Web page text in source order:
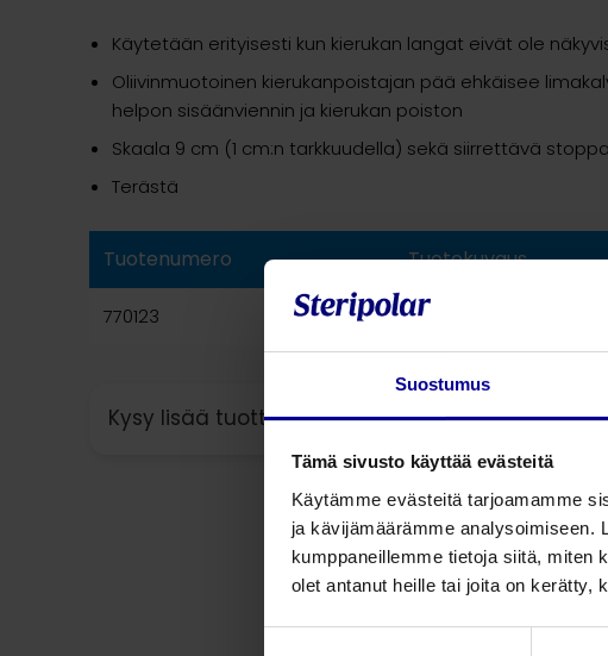
Suostumus
Tämä sivusto käyttää evästeitä
Käytämme evästeitä tarjoamamme
ja kävijämäärämme analysoimiseen.
kumppaneillemme tietoja siitä, miten
olet antanut heille tai joita on kerätty,
Käytetään erityisesti kun kierukan langat eivät ole
Oliivinmuotoinen kierukanpoistajan pää ehkäisee
helpon sisäänviennin ja kierukan poiston
Skaala 9 cm (1 cm:n tarkkuudella) sekä siirrettävä
Terästä
Tuotenumero Tuotekuvaus
770123 Kierukan poistaja
Kysy lisää tuotteesta